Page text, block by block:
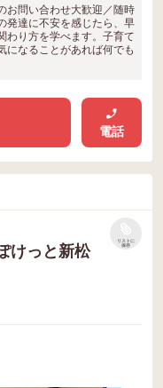
お問い合わせ大歓迎／随時
達に不安を感じたら、早
わり方を学べます。子育て
になることがあれば何でも
電話
けっと新松
リストに
保存